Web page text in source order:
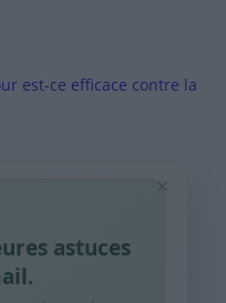
est-ce efficace contre la
: routine simple +
×
astuces